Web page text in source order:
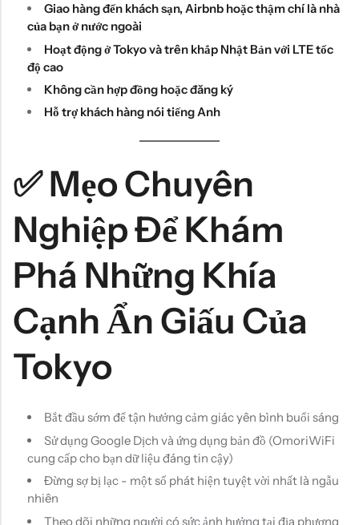
Giao hàng đến khách sạn, Airbnb hoặc thậm chí là nhà
của bạn ở nước ngoài
Hoạt động ở Tokyo và trên khắp Nhật Bản với LTE tốc
độ cao
Không cần hợp đồng hoặc đăng ký
Hỗ trợ khách hàng nói tiếng Anh
✅ Mẹo Chuyên
Nghiệp Để Khám
Phá Những Khía
Cạnh Ẩn Giấu Của
Tokyo
Bắt đầu sớm để tận hưởng cảm giác yên bình buổi sáng
Sử dụng Google Dịch và ứng dụng bản đồ (OmoriWiFi
cung cấp cho bạn dữ liệu đáng tin cậy)
Đừng sợ bị lạc - một số phát hiện tuyệt vời nhất là ngẫu
nhiên
Theo dõi những người có sức ảnh hưởng tại địa phương